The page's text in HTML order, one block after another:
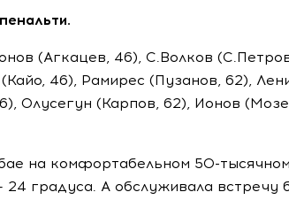
(Агкацев, 46), С.Волков
46), Рамирес (Пузанов, 62),
Олусегун (Карпов, 62), Ионов
на комфортабельном 50-тысячном
24 градуса. А обслуживала встречу